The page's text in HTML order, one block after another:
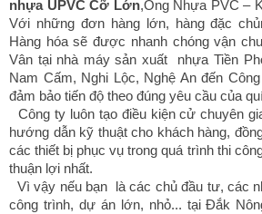
nhựa UPVC Cỡ Lớn,Ống Nhựa PVC –
Với những đơn hàng lớn, hàng đặc
Hàng hóa sẽ được nhanh chóng vận
Vân tại nhà máy sản xuất nhựa Tiền
Nam Cấm, Nghi Lộc, Nghệ An đến
đảm bảo tiến độ theo đúng yêu cầu của
Công ty luôn tạo điều kiện cử chuyên
hướng dẫn kỹ thuật cho khách hàng,
các thiết bị phục vụ trong quá trình thi
thuận lợi nhất.
Vì vậy nếu bạn là các chủ đầu tư, các
công trình, dự án lớn, nhỏ... tại Đắk